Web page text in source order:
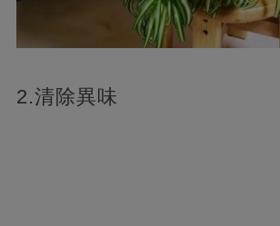
2.清除異味